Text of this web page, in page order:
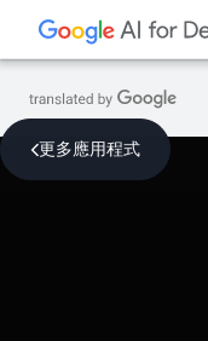
更多應用程式